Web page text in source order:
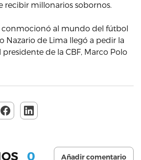
recibir millonarios sobornos.
conmocionó al mundo del fútbol
Nazario de Lima llegó a pedir la
de la CBF, Marco Polo
0 Añadir comentario